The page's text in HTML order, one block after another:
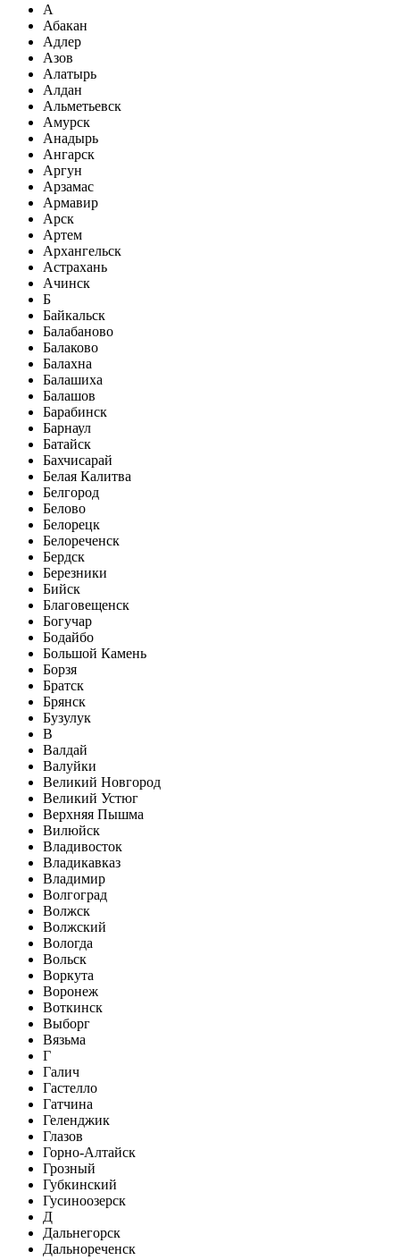
А
Абакан
Адлер
Азов
Алатырь
Алдан
Альметьевск
Амурск
Анадырь
Ангарск
Аргун
Арзамас
Армавир
Арск
Артем
Архангельск
Астрахань
Ачинск
Б
Байкальск
Балабаново
Балаково
Балахна
Балашиха
Балашов
Барабинск
Барнаул
Батайск
Бахчисарай
Белая Калитва
Белгород
Белово
Белорецк
Белореченск
Бердск
Березники
Бийск
Благовещенск
Богучар
Бодайбо
Большой Камень
Борзя
Братск
Брянск
Бузулук
В
Валдай
Валуйки
Великий Новгород
Великий Устюг
Верхняя Пышма
Вилюйск
Владивосток
Владикавказ
Владимир
Волгоград
Волжск
Волжский
Вологда
Вольск
Воркута
Воронеж
Воткинск
Выборг
Вязьма
Г
Галич
Гастелло
Гатчина
Геленджик
Глазов
Горно-Алтайск
Грозный
Губкинский
Гусиноозерск
Д
Дальнегорск
Дальнореченск